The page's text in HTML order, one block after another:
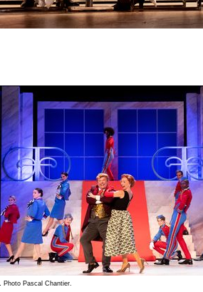
Photo Pascal Chantier.